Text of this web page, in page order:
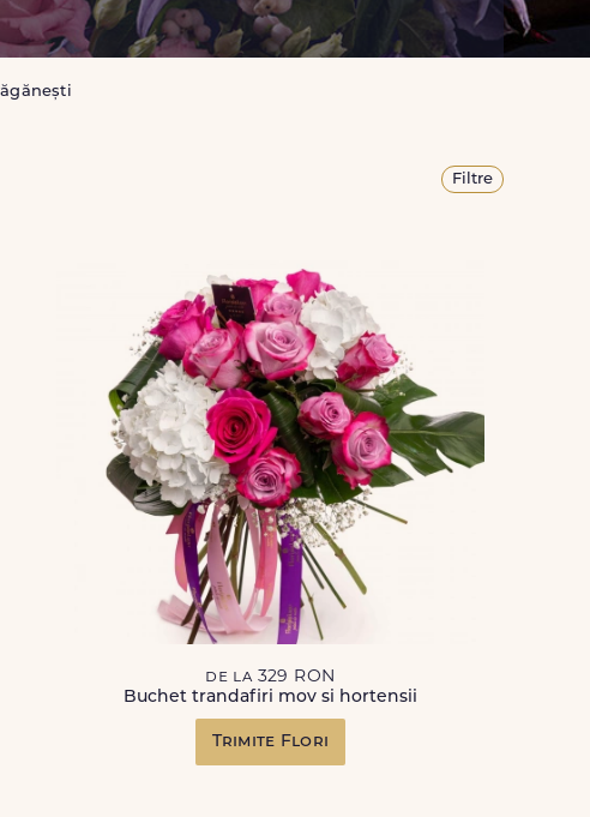
Filtre
de la 329 RON
Buchet trandafiri mov si hortensii
Trimite Flori